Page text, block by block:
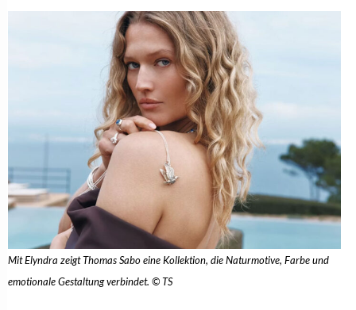
Mit Elyndra zeigt Thomas Sabo eine Kollektion, die Naturmotive, Farbe und
emotionale Gestaltung verbindet. © TS